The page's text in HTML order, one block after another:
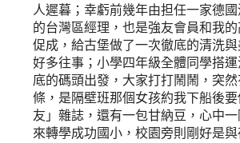
人遲暮；幸虧前幾年由担任一家德
的台灣區經理，也是強友會員和我
促成，給古堡做了一次徹底的清洗
好多往事；小學四年級全體同學搭
底的碼頭出發，大家打打鬧鬧，突
條，是隔壁班那個女孩約我下船後
友」雜誌，還有一包甘納豆，心中
來轉學成功國小，校園旁則剛好是